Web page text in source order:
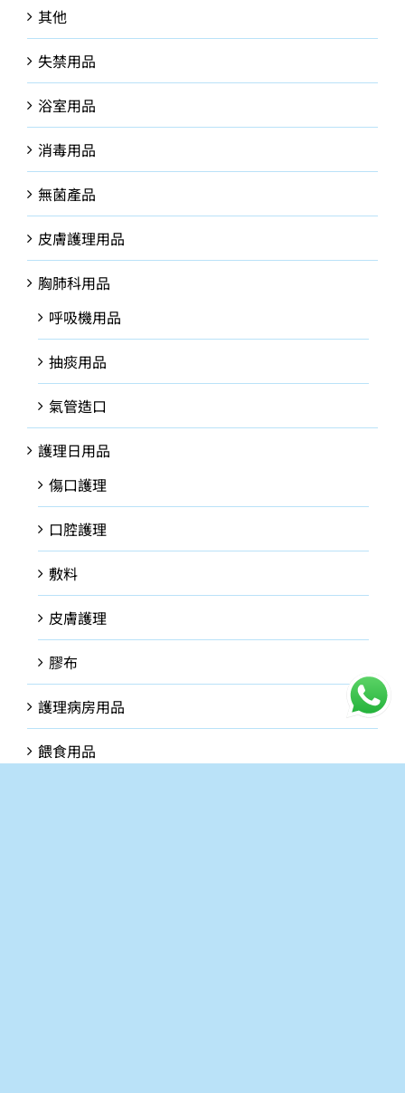
其他
失禁用品
浴室用品
消毒用品
無菌產品
皮膚護理用品
胸肺科用品
呼吸機用品
抽痰用品
氣管造口
護理日用品
傷口護理
口腔護理
敷料
皮膚護理
膠布
護理病房用品
餵食用品